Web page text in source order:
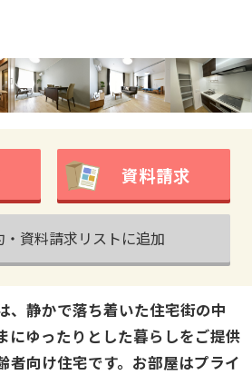
資料請求
・資料請求リストに追加
、静かで落ち着いた住宅街の中
にゆったりとした暮らしをご提供
者向け住宅です。お部屋はプライ